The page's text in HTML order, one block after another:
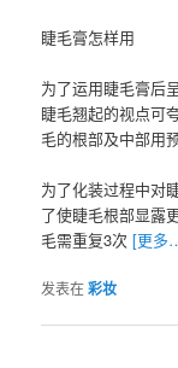
睫毛膏怎样用
为了运用睫毛膏后
睫毛翘起的视点可
毛的根部及中部用
为了化装过程中对
了使睫毛根部显露
毛需重复3次[更多
发表在彩妆